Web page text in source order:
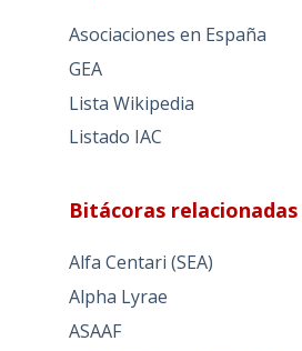
Asociaciones en España
GEA
Lista Wikipedia
Listado IAC
Bitácoras relacionadas
Alfa Centari (SEA)
Alpha Lyrae
ASAAF